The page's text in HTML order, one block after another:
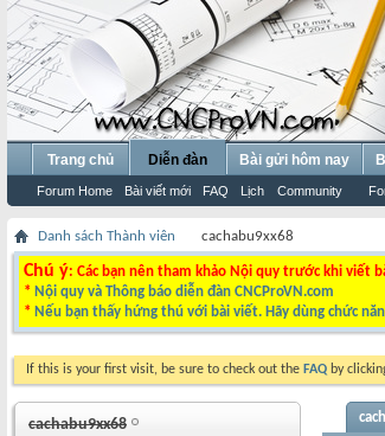
Trang chủ Diễn đàn
Forum Home Bài viết mới FAQ Lịch Community
Bài gửi hôm nay
Danh sách Thành viên cachabu9xx68
Chú ý: Các bạn nên tham khảo Nội quy trước khi viết
* Nội quy và Thông báo diễn đàn CNCProVN.com
* Nếu bạn thấy hứng thú với bài viết. Hãy dùng chức
If this is your first visit, be sure to check out the FAQ by
cachabu9xx68